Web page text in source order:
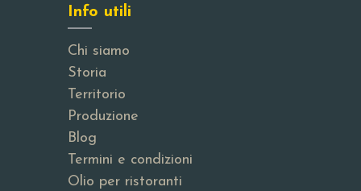
Info utili
Chi siamo
Storia
Territorio
Produzione
Blog
Termini e condizioni
Olio per ristoranti